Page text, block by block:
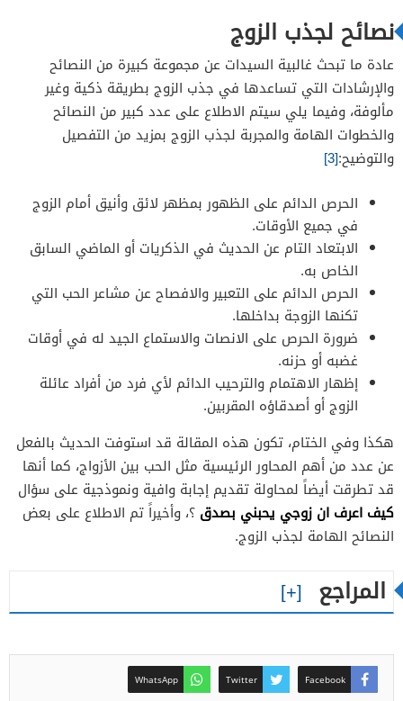
نصائح لجذب الزوج
عادة ما تبحث غالبية السيدات عن مجموعة كبيرة من النصائح
والإرشادات التي تساعدها في جذب الزوج بطريقة ذكية وغير
مألوفة، وفيما يلي سيتم الاطلاع على عدد كبير من النصائح
والخطوات الهامة والمجربة لجذب الزوج بمزيد من التفصيل
والتوضيح:[3]
الحرص الدائم على الظهور بمظهر لائق وأنيق أمام الزوج
في جميع الأوقات.
الابتعاد التام عن الحديث في الذكريات أو الماضي السابق
الخاص به.
الحرص الدائم على التعبير والافصاح عن مشاعر الحب التي
تكنها الزوجة بداخلها.
ضرورة الحرص على الانصات والاستماع الجيد له في أوقات
غضبه أو حزنه.
إظهار الاهتمام والترحيب الدائم لأي فرد من أفراد عائلة
الزوج أو أصدقاؤه المقربين.
هكذا وفي الختام، تكون هذه المقالة قد استوفت الحديث بالفعل
عن عدد من أهم المحاور الرئيسية مثل الحب بين الأزواج، كما أنها
قد تطرقت أيضاً لمحاولة تقديم إجابة وافية ونموذجية على سؤال
كيف اعرف ان زوجي يحبني بصدق ؟، وأخيراً تم الاطلاع على بعض
النصائح الهامة لجذب الزوج.
المراجع
Facebook
Twitter
WhatsApp